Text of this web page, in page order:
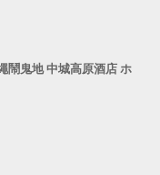
鬧鬼地 中城高原酒店 ホ